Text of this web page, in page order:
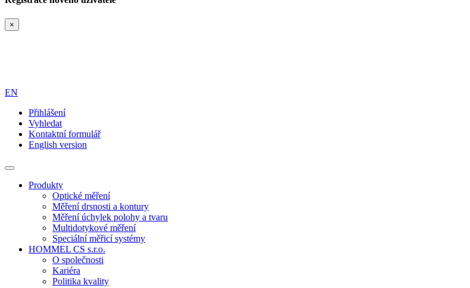
×
EN
Přihlášení
Vyhledat
Kontaktní formulář
English version
Produkty
Optické měření
Měření drsnosti a kontury
Měření úchylek polohy a tvaru
Multidotykové měření
Speciální měřicí systémy
HOMMEL CS s.r.o.
O společnosti
Kariéra
Politika kvality